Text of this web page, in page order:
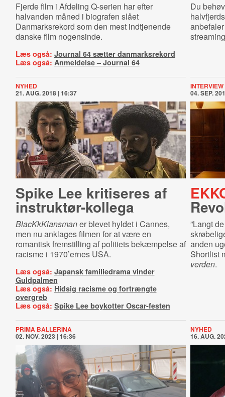
Fjerde film i Afdeling Q-serien har efter
halvanden måned i biografen slået
Danmarksrekord som den mest indtjenende
danske film nogensinde.
Læs også: Journal 64 sætter danmarksrekord
Læs også: Anmeldelse – Journal 64
Du
NYHED
21. AUG. 2018 | 16:37
Spike Lee kritiseres af
in­struk­tør-​kol­le­ga
BlacKkKlansmaner blevet hyldet i Cannes,
men nu anklages filmen for at være en
romantisk fremstilling af politiets bekæmpelse af
racisme i 1970’ernes USA.
Læs også: Japansk familiedrama vinder
Guldpalmen
Læs også: Hidsig racisme og fortrængte
overgreb
Læs også: Spike Lee boykotter Oscar-festen
INTERVIEW
04. SEP.
”Langt
anden
Shortlist
verden.
PRIMA BALLERINA
02. NOV. 2023 | 16:36
NYHED
16. AUG.